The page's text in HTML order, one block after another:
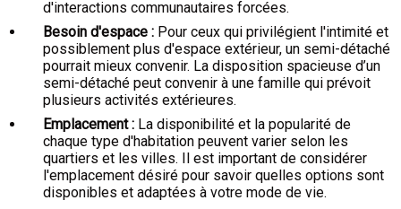
d'interactions communautaires forcées.
Besoin d'espace : Pour ceux qui privilégient l'intimité et
possiblement plus d'espace extérieur, un semi-détaché
pourrait mieux convenir. La disposition spacieuse d’un
semi-détaché peut convenir à une famille qui prévoit
plusieurs activités extérieures.
Emplacement : La disponibilité et la popularité de
chaque type d'habitation peuvent varier selon les
quartiers et les villes. Il est important de considérer
l'emplacement désiré pour savoir quelles options sont
disponibles et adaptées à votre mode de vie.